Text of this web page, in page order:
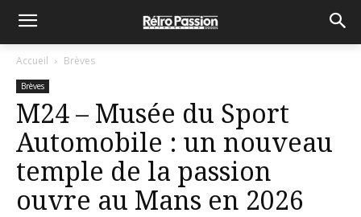
Accueil Brèves
Brèves
M24 – Musée du Sport
Automobile : un nouveau
temple de la passion
ouvre au Mans en 2026